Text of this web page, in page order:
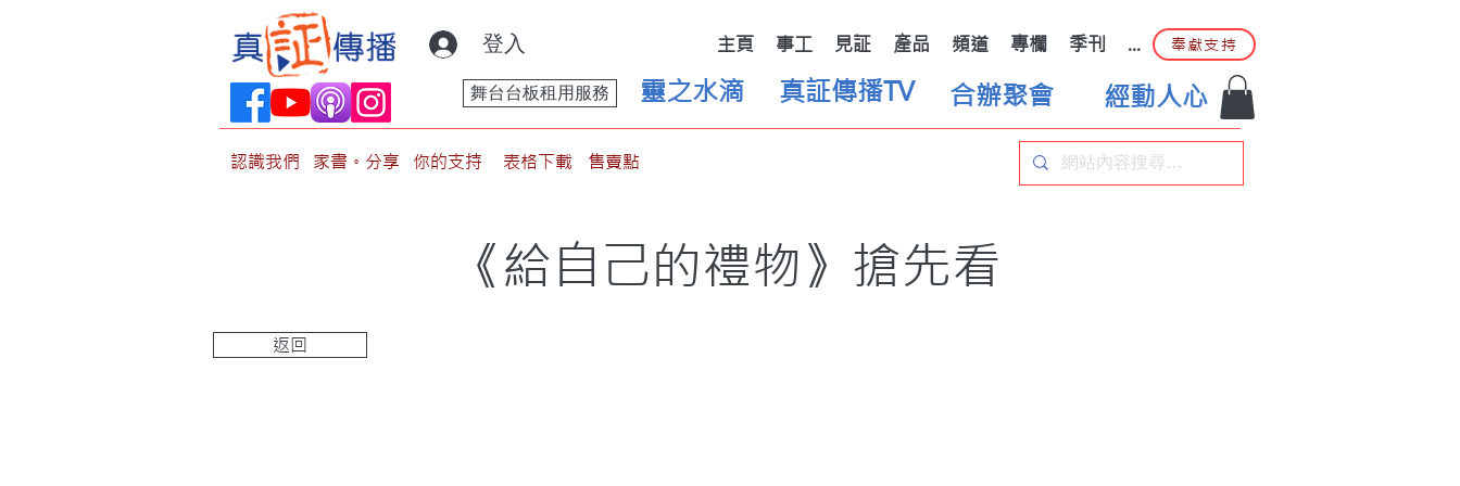
登入 主頁 事工 見証 產品 頻道 專欄 季刊 ... 奉獻支持
靈之水滴
舞台台板租用服務 真証傳播TV 合辦聚會 經動人心
認識我們 家書。分享 你的支持 表格下載 售賣點
《給自己的禮物》搶先看
返回